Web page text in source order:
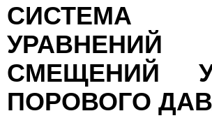
СИСТЕМА
СМЕЩЕНИЙ
ПОРОВОГО